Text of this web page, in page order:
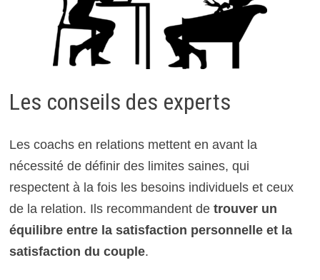
Les conseils des experts
Les coachs en relations mettent en avant la
nécessité de définir des limites saines, qui
respectent à la fois les besoins individuels et ceux
de la relation. Ils recommandent de trouver un
équilibre entre la satisfaction personnelle et la
satisfaction du couple.